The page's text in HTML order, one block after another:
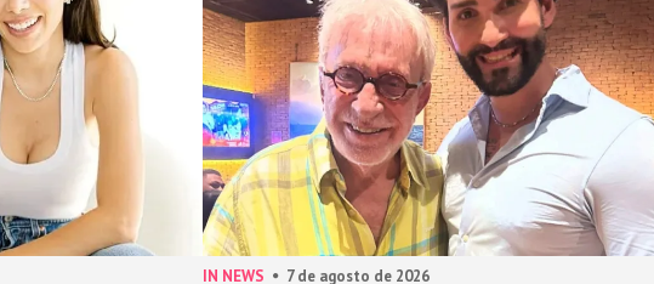
IN NEWS 7 de agosto de 2026